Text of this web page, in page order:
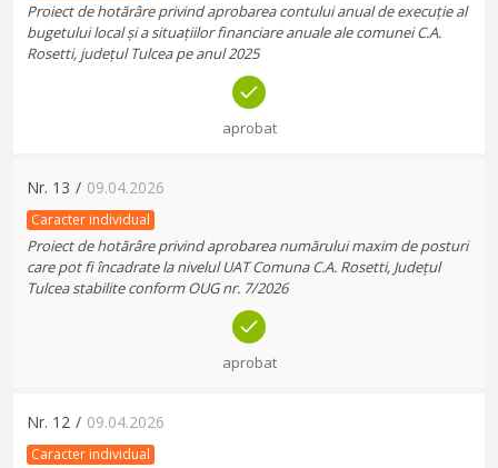
Proiect de hotărâre privind aprobarea contului anual de execuție al
bugetului local și a situațiilor financiare anuale ale comunei C.A.
Rosetti, județul Tulcea pe anul 2025
aprobat
Nr. 13 / 09.04.2026
Caracter individual
Proiect de hotărâre privind aprobarea numărului maxim de posturi
care pot fi încadrate la nivelul UAT Comuna C.A. Rosetti, Județul
Tulcea stabilite conform OUG nr. 7/2026
aprobat
Nr. 12 / 09.04.2026
Caracter individual